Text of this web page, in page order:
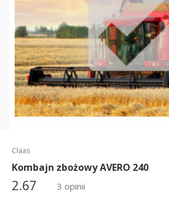
Claas
Kombajn zbożowy AVERO 240
2.67 3 opinii